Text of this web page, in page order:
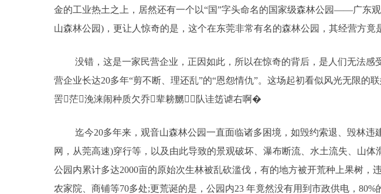
金的工业热土之上，居然还有一个以“国”字头命名的国家级森林公园——广东
山森林公园)，更让人惊奇的是，这个在东莞非常有名的森林公园，其经营方竟
没错，这是一家民营企业，正因如此，所以在惊奇的背后，是人们无法感
营企业长达20多年“剪不断、理还乱”的“恩怨情仇”。这场起初看似风光无限的
罟茫浼涞闹种质欠乔辈耪嬲┞队诖笾谑右啊�
迄今20多年来，观音山森林公园一直面临诸多困境，如毁约索退、毁林违
网，从莞高速)穿行等，以及由此导致的景观破坏、瀑布断流、水土流失、山体
公园内累计多达2000亩的原始次生林被乱砍滥伐，有的地方被开荒种上果树，
农家院、商铺等70多处;更荒诞的是，公园内23 年竟然没有用到市政供电，